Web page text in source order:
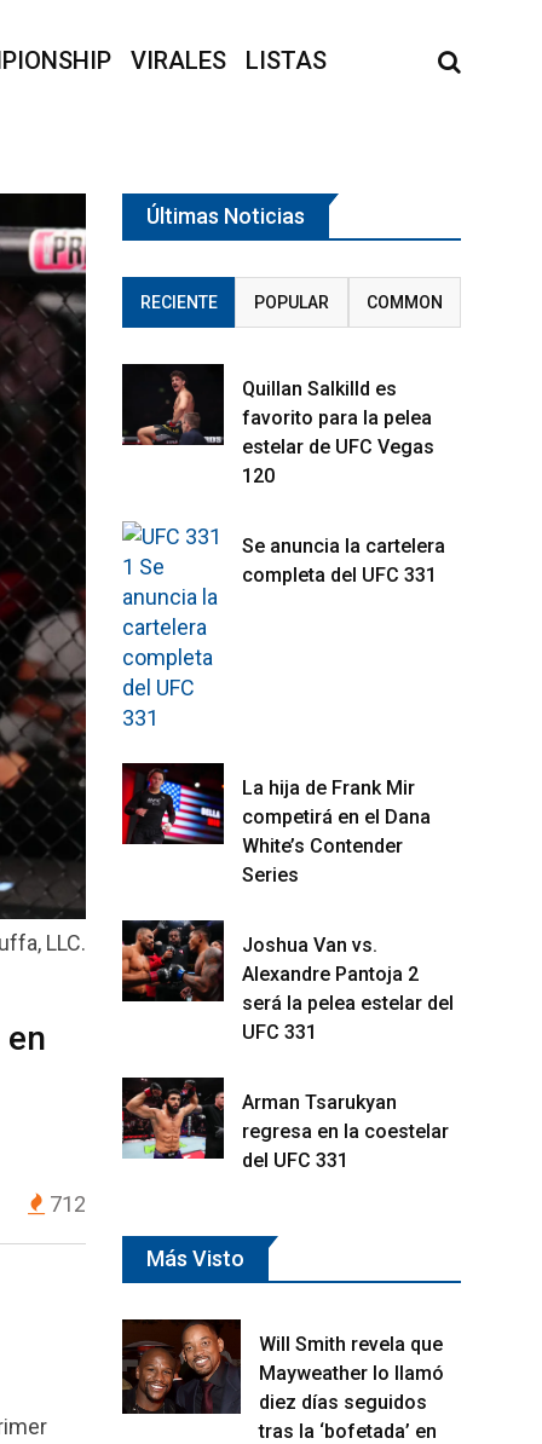
VIRALES LISTAS
LLC.
712
Últimas Noticias
RECIENTE POPULAR COMMON
Quillan Salkilld es
favorito para la pelea
estelar de UFC Vegas
120
Se anuncia la cartelera
completa del UFC 331
La hija de Frank Mir
competirá en el Dana
White’s Contender
Series
Joshua Van vs.
Alexandre Pantoja 2
será la pelea estelar del
UFC 331
Arman Tsarukyan
regresa en la coestelar
del UFC 331
Más Visto
Will Smith revela que
Mayweather lo llamó
diez días seguidos
tras la ‘bofetada’ en